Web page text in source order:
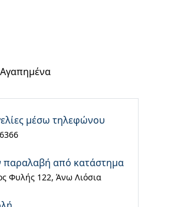
Αγαπημένα
μέσω τηλεφώνου
παραλαβή από κατάστημα
Φυλής 122, Άνω Λιόσια